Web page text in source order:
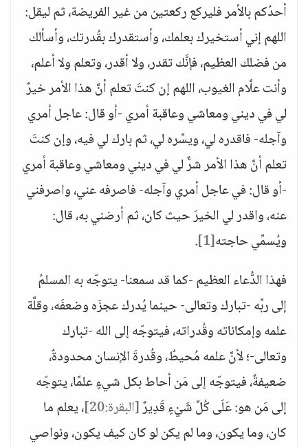
أحدُكم بالأمر فليركع ركعتين من غير الفريضة، ثم ليقل:
اللهم إني أستخيرك بعلمك، وأستقدرك بقُدرتك، وأسألك
من فضلك العظيم، فإنَّك تقدر، ولا أقدر، وتعلم ولا أعلم،
وأنت علَّام الغيوب، اللهم إن كنتَ تعلم أنَّ هذا الأمر خيرٌ
لي في ديني ومعاشي وعاقبة أمري -أو قال: عاجل أمري
وآجله- فاقدره لي، ويسِّره لي، ثم بارك لي فيه، وإن كنتَ
تعلم أنَّ هذا الأمر شرٌّ لي في ديني ومعاشي وعاقبة أمري
-أو قال: في عاجل أمري وآجله- فاصرفه عني، واصرفني
عنه، واقدر لي الخيرَ حيث كان، ثم أرضني به، قال:
ويُسمِّي حاجته[1]
.
فهذا الدُّعاء العظيم -كما قد سمعنا- يتوجّه به المسلمُ
إلى ربِّه -تبارك وتعالى- حينما يُدرك عجزَه وضعفَه، وقلَّة
علمه وإمكاناته وقُدراته، فيتوجّه إلى الله -تبارك
وتعالى-؛ لأنَّ علمه مُحيطٌ، وقُدرةَ الإنسان محدودةٌ،
ضعيفةٌ، فيتوجّه إلى مَن أحاط بكل شيءٍ علمًا، يتوجّه
إلى مَن هو: عَلَى كُلِّ شَيْءٍ قَدِيرٌ[البقرة:20]
، يعلم ما
كان، وما يكون، وما لم يكن لو كان كيف يكون، ونواصي